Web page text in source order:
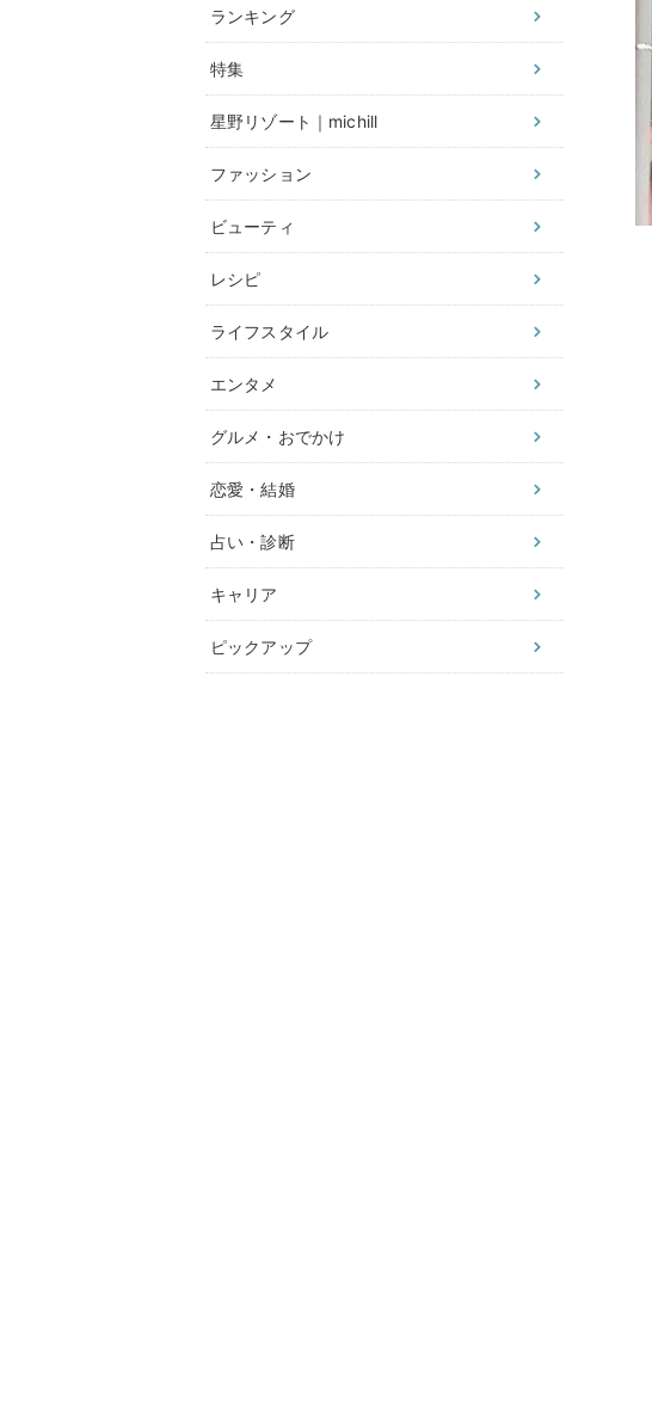
ランキング
特集
星野リゾート｜michill
ファッション
ビューティ
レシピ
ライフスタイル
エンタメ
グルメ・おでかけ
恋愛・結婚
占い・診断
キャリア
ピックアップ